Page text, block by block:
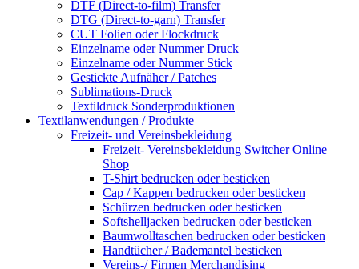
DTF (Direct-to-film) Transfer
DTG (Direct-to-garn) Transfer
CUT Folien oder Flockdruck
Einzelname oder Nummer Druck
Einzelname oder Nummer Stick
Gestickte Aufnäher / Patches
Sublimations-Druck
Textildruck Sonderproduktionen
Textilanwendungen / Produkte
Freizeit- und Vereinsbekleidung
Freizeit- Vereinsbekleidung Switcher Online
Shop
T-Shirt bedrucken oder besticken
Cap / Kappen bedrucken oder besticken
Schürzen bedrucken oder besticken
Softshelljacken bedrucken oder besticken
Baumwolltaschen bedrucken oder besticken
Handtücher / Bademantel besticken
Vereins-/ Firmen Merchandising